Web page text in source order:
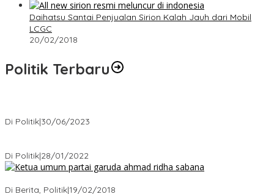
Daihatsu Santai Penjualan Sirion Kalah Jauh dari Mobil
LCGC
20/02/2018
Politik Terbaru
Di Politik|30/06/2023
Di Politik|28/01/2022
Di Berita, Politik|19/02/2018